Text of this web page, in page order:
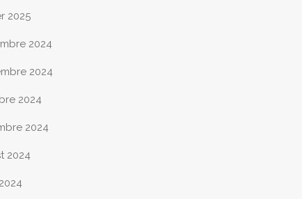
2025
2024
2024
2024
2024
2024